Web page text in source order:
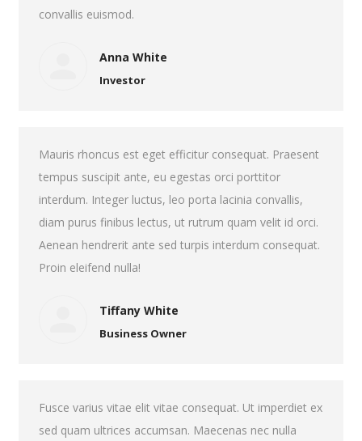
convallis euismod.
Anna White
Investor
Mauris rhoncus est eget efficitur consequat. Praesent
tempus suscipit ante, eu egestas orci porttitor
interdum. Integer luctus, leo porta lacinia convallis,
diam purus finibus lectus, ut rutrum quam velit id orci.
Aenean hendrerit ante sed turpis interdum consequat.
Proin eleifend nulla!
Tiffany White
Business Owner
Fusce varius vitae elit vitae consequat. Ut imperdiet ex
sed quam ultrices accumsan. Maecenas nec nulla